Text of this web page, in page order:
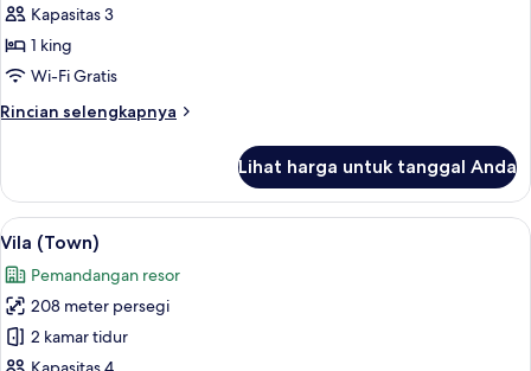
Kapasitas 3
1 king
Wi-Fi Gratis
Rincian selengkapnya
Rincian
Suite
Lihat harga untuk tanggal Anda
Lihat
semua
foto
untuk
Vila
(Town)
Vila (Town) | Area keluarga |
7
Vila (Town)
Pemandangan resor
208 meter persegi
2 kamar tidur